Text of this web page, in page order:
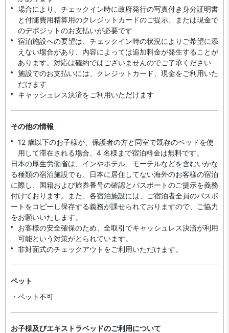
場合により、チェックイン時に政府発行の写真付き身分証明書
と付随費用精算用のクレジットカードのご提示、または現金で
のデポジットのお支払いが必要です
宿泊施設への要望は、チェックイン時の状況によりご希望に添
えない場合があり、内容によっては追加料金が発生することが
あります。対応は確約ではございませんのでご了承ください
施設でのお支払いには、クレジットカード、現金をご利用いた
だけます
キャッシュレス決済をご利用いただけます
その他の情報
12 歳以下のお子様が、保護者の方と同室で既存のベッドを使
用して滞在される場合、4 名様まで宿泊料金は無料です。
日本の厚生労働省は、インやホテル、モーテルなどを含むいかな
る種類の宿泊施設でも、日本に​居住してない海外のお客様の宿泊
に際し、国籍および旅券番号の確認とパスポートのご提示を義務
付け​ております。また、各宿泊施設には、ご宿泊者全員のパスポ
ートをコピーし保存する義務が課せられておりますの​で、ご協力
をお願いいたします。
お客様の安全確保のため、全取引でキャッシュレス決済が利用
可能という対策がとられています。
非対面式のチェックアウトをご利用いただけます。
ペット
・ペット不可
お子様及びエキストラベッドのご利用について